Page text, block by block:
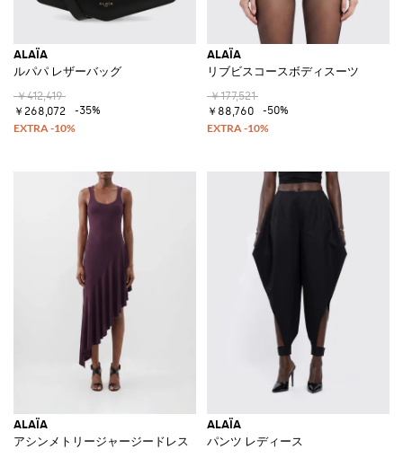
ALAÏA
ルパパ レザーバッグ
￥412,419
￥268,072
-35%
ALAÏA
リブビスコースボディスーツ
￥177,521
￥88,760
-50%
ALAÏA
アシンメトリージャージードレス
ALAÏA
パンツ レディース